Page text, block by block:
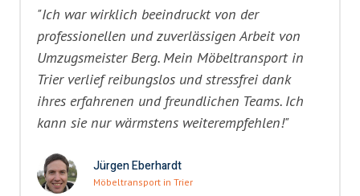
"Ich war wirklich beeindruckt von der
professionellen und zuverlässigen Arbeit von
Umzugsmeister Berg. Mein Möbeltransport in
Trier verlief reibungslos und stressfrei dank
ihres erfahrenen und freundlichen Teams. Ich
kann sie nur wärmstens weiterempfehlen!"
Jürgen Eberhardt
Möbeltransport in Trier